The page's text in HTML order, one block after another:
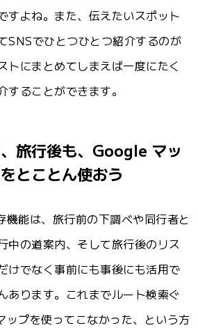
すよね。また、伝えたいスポット
SNSでひとつひとつ紹介するのが
トにまとめてしまえば一度にたく
することができます。
旅行後も、Google マッ
とことん使おう
能は、旅行前の下調べや同行者と
中の道案内、そして旅行後のリス
けでなく事前にも事後にも活用で
あります。これまでルート検索ぐ
プを使ってこなかった、という方